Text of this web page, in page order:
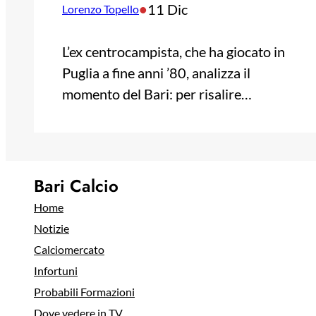
Lorenzo Topello•11 Dic
L’ex centrocampista, che ha giocato in
Puglia a fine anni ’80, analizza il
momento del Bari: per risalire…
Bari Calcio
Home
Notizie
Calciomercato
Infortuni
Probabili Formazioni
Dove vedere in TV